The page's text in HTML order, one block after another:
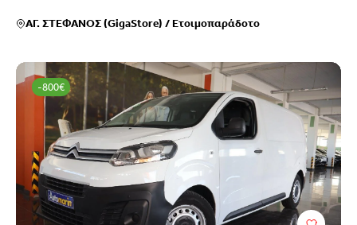
ΑΓ. ΣΤΕΦΑΝΟΣ (GigaStore) /Ετοιμοπαράδοτο
-800€